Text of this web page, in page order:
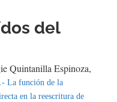
del
Quintanilla Espinoza,
La función de la
en la reescritura de